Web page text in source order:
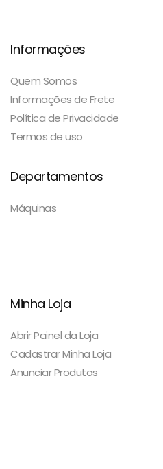
Informações
Quem Somos
Informações de Frete
Política de Privacidade
Termos de uso
Departamentos
Máquinas
Minha Loja
Abrir Painel da Loja
Cadastrar Minha Loja
Anunciar Produtos